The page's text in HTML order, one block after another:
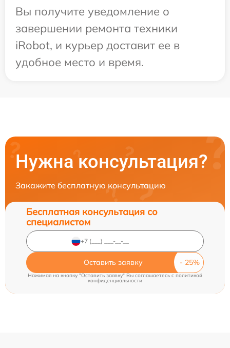
Вы получите уведомление о
завершении ремонта техники
iRobot, и курьер доставит ее в
удобное место и время.
Нужна консультация?
Закажите бесплатную консультацию
Бесплатная консультация со
специалистом
Оставить заявку
Нажимая на кнопку "Оставить заявку" Вы соглашаетесь cполитикой
конфиденциальности